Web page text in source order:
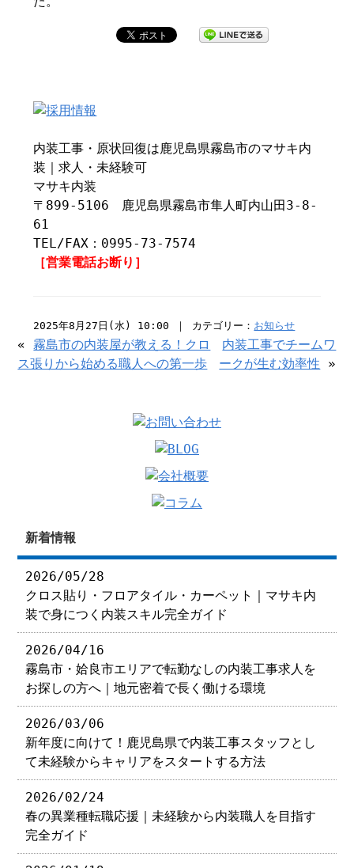
内装工事・原状回復は鹿児島県霧島市のマサキ内
装｜求人・未経験可
マサキ内装
〒899-5106 鹿児島県霧島市隼人町内山田3-8-
61
TEL/FAX：0995-73-7574
［営業電話お断り］
2025年8月27日(水) 10:00 ｜ カテゴリー： お知らせ
«霧島市の内装屋が教える！クロ
ス張りから始める職人への第一歩
内装工事でチームワ
ークが生む効率性 »
新着情報
2026/05/28
クロス貼り・フロアタイル・カーペット｜マサキ内
装で身につく内装スキル完全ガイド
2026/04/16
霧島市・姶良市エリアで転勤なしの内装工事求人を
お探しの方へ｜地元密着で長く働ける環境
2026/03/06
新年度に向けて！鹿児島県で内装工事スタッフとし
て未経験からキャリアをスタートする方法
2026/02/24
春の異業種転職応援｜未経験から内装職人を目指す
完全ガイド